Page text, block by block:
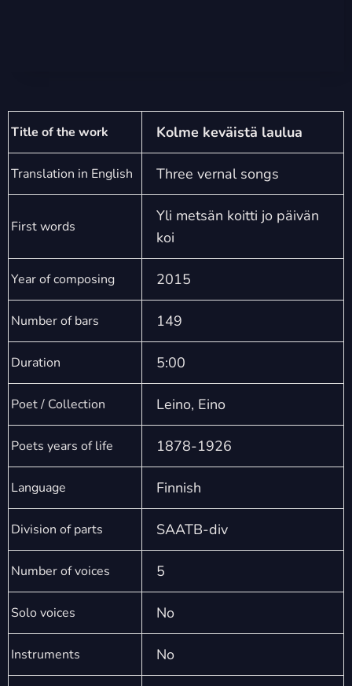
Title of the work Kolme keväistä laulua
Translation in English Three vernal songs
First words
Yli metsän koitti jo päivän
koi
Year of composing 2015
Number of bars 149
Duration 5:00
Poet / Collection Leino, Eino
Poets years of life 1878-1926
Language Finnish
Division of parts SAATB-div
Number of voices 5
Solo voices No
Instruments No